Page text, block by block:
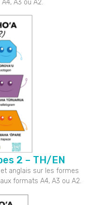
A3 ou A2.
2 – TH/EN
anglais sur les formes
formats A4, A3 ou A2.